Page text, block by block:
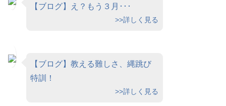
【ブログ】え？もう３月･･･
>>詳しく見る
【ブログ】教える難しさ、縄跳び
特訓！
>>詳しく見る